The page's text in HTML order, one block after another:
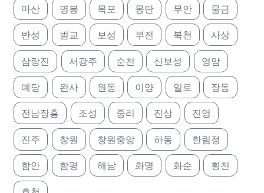
마산 명봉 목포 몽탄 무안 물금
반성 벌교 보성 부전 북천 사상
삼랑진 서광주 순천 신보성 영암
예당 완사 원동 이양 일로 장동
전남장흥 조성 중리 진상 진영
진주 창원 창원중앙 하동 한림정
함안 함평 해남 화명 화순 횡천